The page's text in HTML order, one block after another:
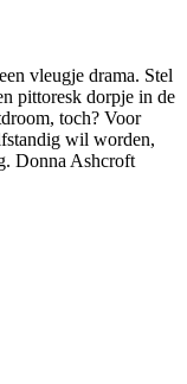
vleugje drama. Stel
pittoresk dorpje in de
toch? Voor
wil worden,
Donna Ashcroft